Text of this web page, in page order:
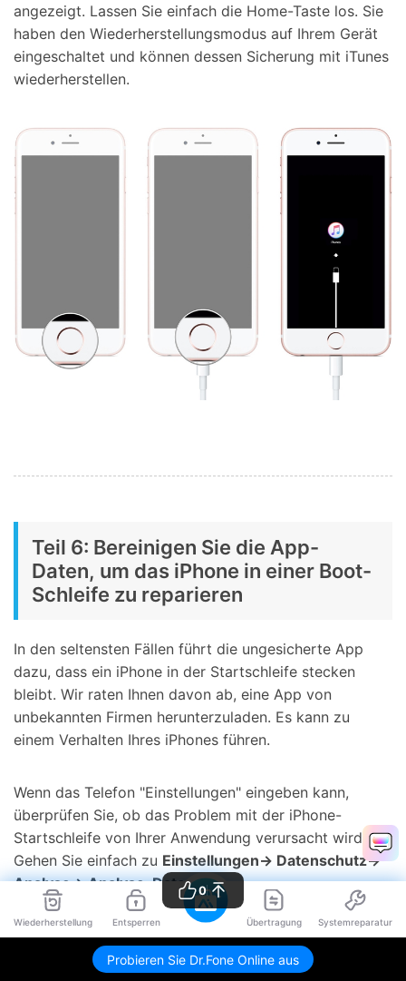
Wiederherstellung Entsperren Übertragung Systemreparatur
Probieren Sie Dr.Fone Online aus
angezeigt. Lassen Sie einfach die Home-Taste los. Sie
haben den Wiederherstellungsmodus auf Ihrem Gerät
eingeschaltet und können dessen Sicherung mit iTunes
wiederherstellen.
Teil 6: Bereinigen Sie die App-
Daten, um das iPhone in einer Boot-
Schleife zu reparieren
In den seltensten Fällen führt die ungesicherte App
dazu, dass ein iPhone in der Startschleife stecken
bleibt. Wir raten Ihnen davon ab, eine App von
unbekannten Firmen herunterzuladen. Es kann zu
einem Verhalten Ihres iPhones führen.
Wenn das Telefon "Einstellungen" eingeben kann,
überprüfen Sie, ob das Problem mit der iPhone-
Startschleife von Ihrer Anwendung verursacht wird.
Gehen Sie einfach zu Einstellungen-> Datenschutz->
Analyse-> Analyse-Daten.
Sehen Sie nach, ob Apps wiederholt aufgeführt
werden. Deinstallieren Sie sie und bereinigen Sie ihre
0